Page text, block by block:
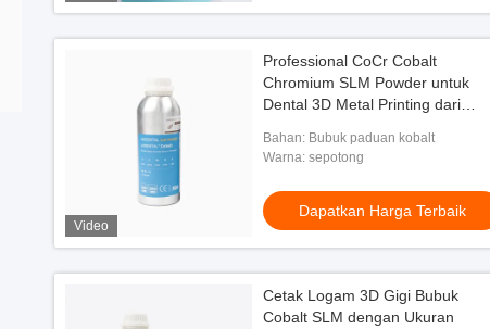
Video
Professional CoCr Cobalt
Chromium SLM Powder untuk
Dental 3D Metal Printing dari
Bahan: Bubuk paduan kobalt
Warna: sepotong
Dapatkan Harga Terbaik
Cetak Logam 3D Gigi Bubuk
Cobalt SLM dengan Ukuran